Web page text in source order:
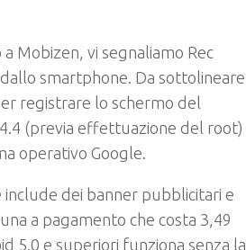
Mobizen, vi segnaliamo Rec
smartphone. Da sottolineare
registrare lo schermo del
(previa effettuazione del root)
operativo Google.
include dei banner pubblicitari e
a pagamento che costa 3,49
5.0 e superiori funziona senza la